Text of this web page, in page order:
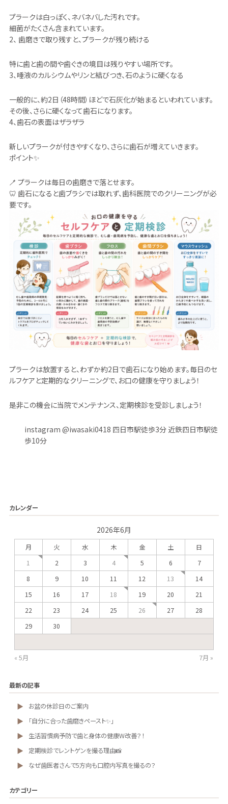
プラークは白っぽく、ネバネバした汚れです。
細菌がたくさん含まれています。
2、 歯磨きで取り残すと、プラークが残り続ける
特に歯と歯の間や歯ぐきの境目は残りやすい場所です。
3、唾液のカルシウムやリンと結びつき、石のように硬くなる
一般的に、約2日（48時間）ほどで石灰化が始まるといわれています。
その後、さらに硬くなって歯石になります。
4、歯石の表面はザラザラ
新しいプラークが付きやすくなり、さらに歯石が増えていきます。
ポイント✨
🪥 プラークは毎日の歯磨きで落とせます。
🦷 歯石になると歯ブラシでは取れず、歯科医院でのクリーニングが必
要です。
プラークは放置すると、わずか約2日で歯石になり始めます。毎日のセ
ルフケアと定期的なクリーニングで、お口の健康を守りましょう！
是非この機会に当院でメンテナンス、定期検診を受診しましょう！
instagram @iwasaki0418 四日市駅徒歩3分 近鉄四日市駅徒
歩10分
カレンダー
2026年6月
月 火 水 木 金 土 日
« 5月 7月 »
1 2 3 4 5 6
7
8
9 10 11 12 13
14
15
16 17 18 19 20
21
22
23 24 25 26 27
28
29
30
最新の記事
お盆の休診日のご案内
「自分に合った歯磨きペースト✨」
生活習慣病予防で歯と身体の健康W改善？！
定期検診でレントゲンを撮る理由📸
なぜ歯医者さんで5方向も口腔内写真を撮るの？
カテゴリー